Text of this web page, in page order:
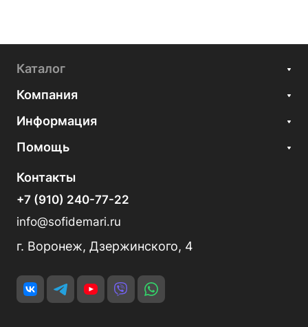
Каталог
Компания
Информация
Помощь
Контакты
+7 (910) 240-77-22
info@sofidemari.ru
г. Воронеж, Дзержинского, 4